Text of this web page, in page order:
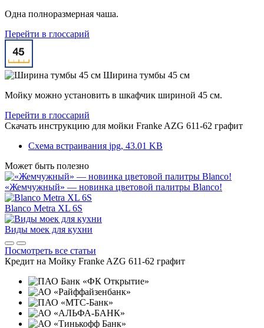
Одна полноразмерная чаша.
Перейти в глоссарий
Ширина тумбы 45 см
Мойку можно установить в шкафчик шириной 45 см.
Перейти в глоссарий
Скачать инструкцию для мойки Franke AZG 611-62 графит
Схема встраивания jpg, 43.01 KB
Может быть полезно
«Жемчужный» — новинка цветовой палитры Blanco!
Blanco Metra XL 6S
Виды моек для кухни
Посмотреть все статьи
Кредит на Мойку Franke AZG 611-62 графит